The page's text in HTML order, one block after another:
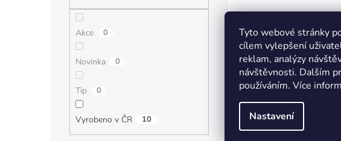
Tyto webové stránky
cílem vylepšení
reklam, analýzy
návštěvnosti. Dalším
používáním. Více
Nastavení
Akce 0
Novinka 0
Tip 0
Vyrobeno v ČR 10
Dřevěný hranol
délka 10 - 350cm